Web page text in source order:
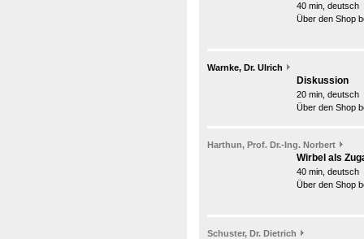
40 min, deutsch
Über den Shop
Warnke, Dr. Ulrich
Diskussion
20 min, deutsch
Über den Shop
Harthun, Prof. Dr.-Ing. Norbert
Wirbel als
40 min, deutsch
Über den Shop
Schuster, Dr. Dietrich